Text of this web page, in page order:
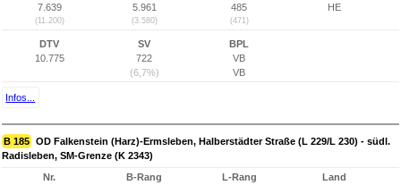
7.639
(11.200)
5.961
(3.580)
485
(471)
HE
DTV
10.775
SV
722
(6,7%)
BPL
VB
VB
Infos...
B 185 OD Falkenstein (Harz)-Ermsleben, Halberstädter Straße (L 229/L 230) - südl.
Radisleben, SM-Grenze (K 2343)
Nr.
B-Rang
L-Rang
Land